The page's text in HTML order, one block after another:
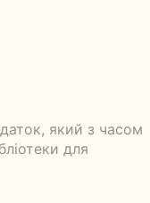
який з часом
для